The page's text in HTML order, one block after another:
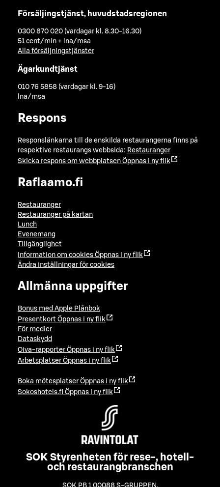
Försäljingstjänst, huvudstadsregionen
0300 870 020 (vardagar kl. 8.30-16.30)
51 cent/min + lna/msa
Alla försäljningstjänster
Ägarkundtjänst
010 76 5858 (vardagar kl. 9-16)
lna/msa
Respons
Responslänkarna till de enskilda restaurangerna finns på
respektive restaurangs webbsida: Restauranger
Skicka respons om webbplatsen Öppnas i ny flik
Raflaamo.fi
Restauranger
Restauranger på kartan
Lunch
Evenemang
Tillgänglighet
Information om cookies Öppnas i ny flik
Ändra inställningar för cookies
Allmänna uppgifter
Bonus med Apple Plånbok
Presentkort Öppnas i ny flik
För medier
Dataskydd
Oiva-rapporter Öppnas i ny flik
Arbetsplatser Öppnas i ny flik
Boka mötesplatser Öppnas i ny flik
Sokoshotels.fi Öppnas i ny flik
SOK Styrenheten för rese-, hotell-
och restaurangbranschen